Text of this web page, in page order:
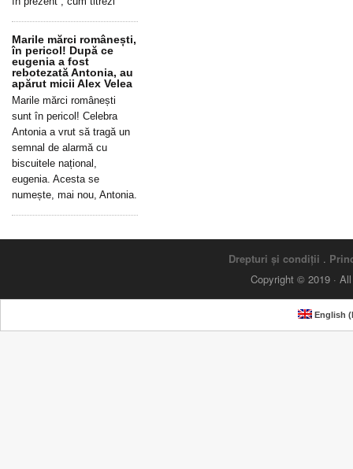
Marile mărci românești,
în pericol! După ce
eugenia a fost
rebotezată Antonia, au
apărut micii Alex Velea
Marile mărci românești
sunt în pericol! Celebra
Antonia a vrut să tragă un
semnal de alarmă cu
biscuitele național,
eugenia. Acesta se
numește, mai nou, Antonia.
Drepturi și condiții .
Copyright © 2019 ·
English (